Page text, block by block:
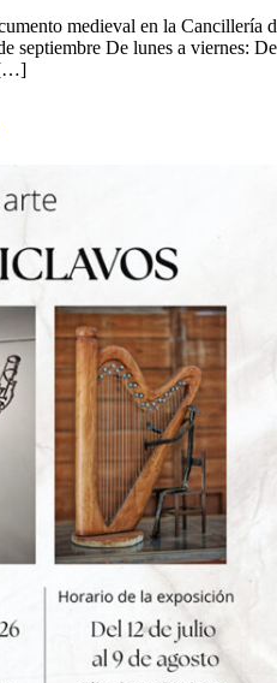
medieval en la Cancillería
septiembre De lunes a viernes: De
[…]